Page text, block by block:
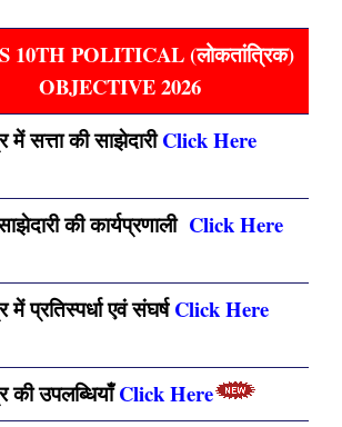
10TH POLITICAL (लोकतांत्रिक)
OBJECTIVE 2026
सत्ता की साझेदारीClick Here
की कार्यप्रणाली Click Here
प्रतिस्पर्धा एवं संघर्षClick Here
की उपलब्धियाँClick Here